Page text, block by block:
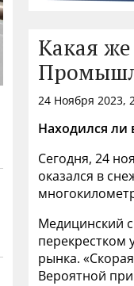
Какая
24 Ноября 2023,
Находился ли
Сегодня, 24
оказался в
Медицинский
рынка.
Вероятной